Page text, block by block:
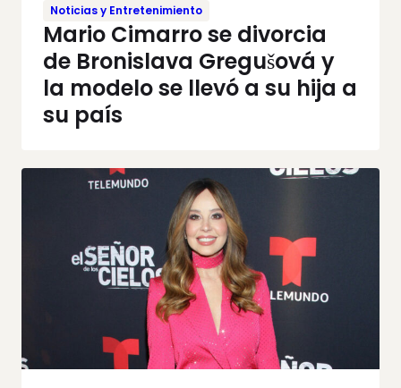
Noticias y Entretenimiento
Mario Cimarro se divorcia
de Bronislava Gregušová y
la modelo se llevó a su hija a
su país